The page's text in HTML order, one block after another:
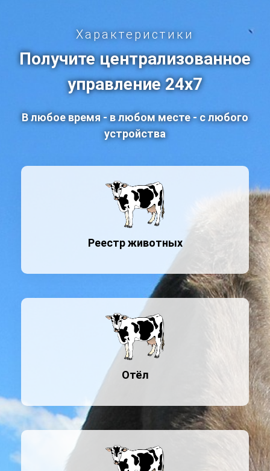
Характеристики
Получите централизованное
управление 24x7
В любое время - в любом месте - с любого
устройства
Реестр животных
Отёл